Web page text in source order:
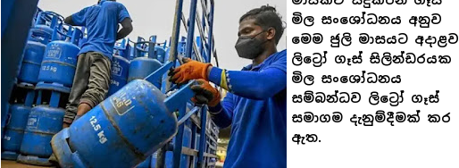
මිල සංශෝධනය අනුව
මෙම ජුලි මාසයට අදාළව
ලිට්‍රෝ ගෑස් සිලින්ඩරයක
මිල සංශෝධනය
සම්බන්ධව ලිට්‍රෝ ගෑස්
සමාගම දැනුම්දීමක් කර
ඇත.